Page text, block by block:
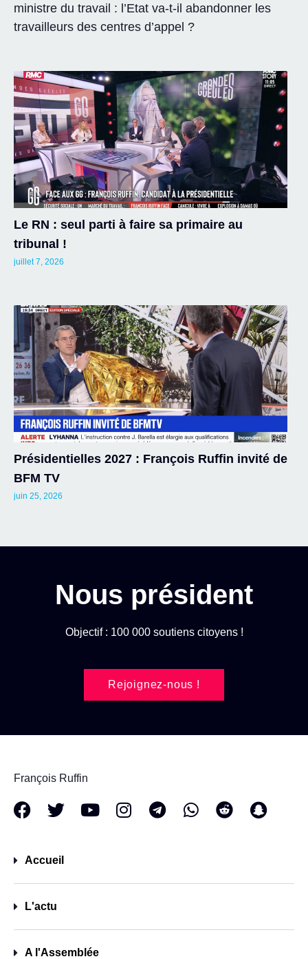
ministre du travail : l’Etat va-t-il abandonner les
travailleurs des centres d’appel ?
Le RN : seul parti à faire sa primaire au
tribunal !
juillet 7, 2026
Présidentielles 2027 : François Ruffin invité de
BFM TV
juin 25, 2026
Nous président
Objectif : 100 000 soutiens citoyens !
Rejoignez-nous !
François Ruffin
Accueil
L'actu
A l'Assemblée